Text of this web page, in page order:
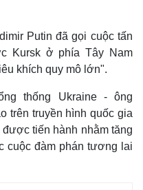
Thị trường
Giá vàng
Tỷ giá
Chứng khoán
Putin đã gọi cuộc tấn
Kursk ở phía Tây Nam
khích quy mô lớn".
thống Ukraine - ông
trên truyền hình quốc gia
tiến hành nhằm tăng
cuộc đàm phán tương lai